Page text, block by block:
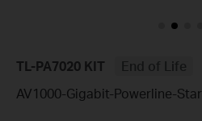
TL-PA7020 KIT
End of Life
AV1000-Gigabit-Powerline-